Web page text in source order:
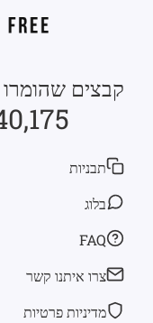
קבצים שהומרו
/ 15.42 TB
תבניות
בלוג
FAQ
צרו איתנו קשר
מדיניות פרטיות